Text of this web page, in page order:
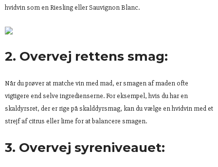
hvidvin som en Riesling eller Sauvignon Blanc.
2. Overvej rettens smag:
Når du prøver at matche vin med mad, er smagen af maden ofte
vigtigere end selve ingredienserne. For eksempel, hvis du har en
skaldyrsret, der er rige på skalddyrsmag, kan du vælge en hvidvin med et
strejf af citrus eller lime for at balancere smagen.
3. Overvej syreniveauet: